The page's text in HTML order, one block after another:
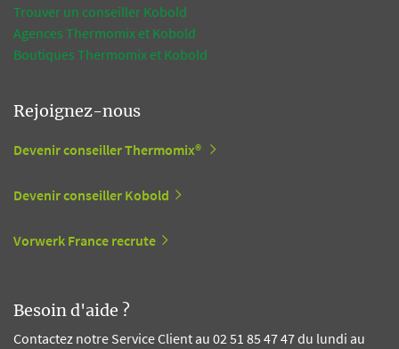
Trouver un conseiller Kobold
Agences Thermomix et Kobold
Boutiques Thermomix et Kobold
Rejoignez-nous
Devenir conseiller Thermomix®
Devenir conseiller Kobold
Vorwerk France recrute
Besoin d'aide ?
Contactez notre Service Client au 02 51 85 47 47 du lundi au